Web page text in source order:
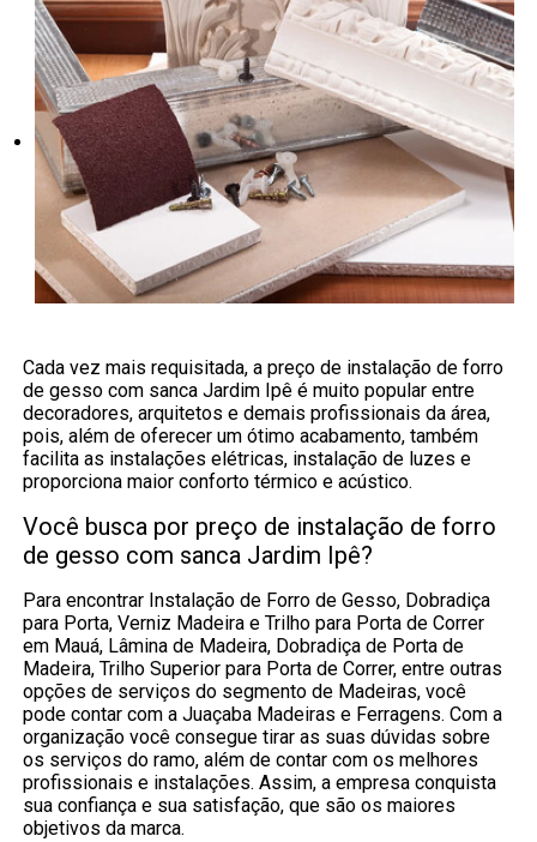
Cada vez mais requisitada, a preço de instalação de forro
de gesso com sanca Jardim Ipê é muito popular entre
decoradores, arquitetos e demais profissionais da área,
pois, além de oferecer um ótimo acabamento, também
facilita as instalações elétricas, instalação de luzes e
proporciona maior conforto térmico e acústico.
Você busca por preço de instalação de forro
de gesso com sanca Jardim Ipê?
Para encontrar Instalação de Forro de Gesso, Dobradiça
para Porta, Verniz Madeira e Trilho para Porta de Correr
em Mauá, Lâmina de Madeira, Dobradiça de Porta de
Madeira, Trilho Superior para Porta de Correr, entre outras
opções de serviços do segmento de Madeiras, você
pode contar com a Juaçaba Madeiras e Ferragens. Com a
organização você consegue tirar as suas dúvidas sobre
os serviços do ramo, além de contar com os melhores
profissionais e instalações. Assim, a empresa conquista
sua confiança e sua satisfação, que são os maiores
objetivos da marca.